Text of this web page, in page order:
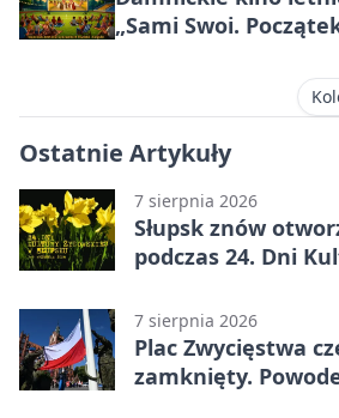
„Sami Swoi.
Ostatnie Artykuły
7 sierpnia 2026
Słupsk znów
podczas 24. Dni
7 sierpnia 2026
Plac Zwycięstwa
zamknięty.